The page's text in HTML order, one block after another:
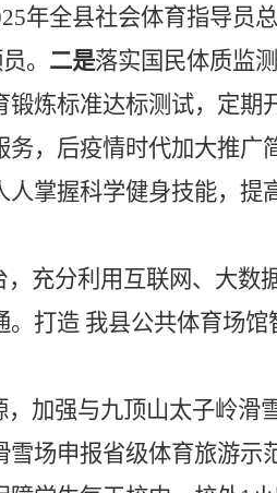
年全县社会体育指导员
。 二是落实国民体质监
炼标准达标测试，定期
，后疫情时代加大推广
掌握科学健身技能，提
充分利用互联网、大数
打造 我县公共体育场
加强与九顶山太子岭滑
场申报省级体育旅游示